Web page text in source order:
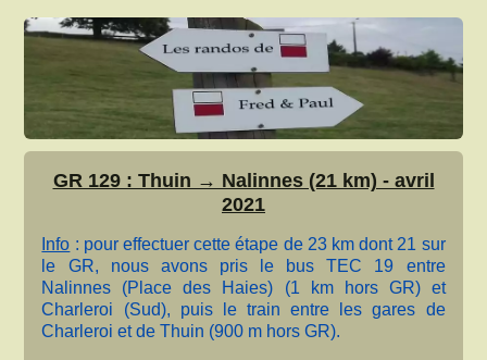
GR 129 : Thuin → Nalinnes (21 km) - avril
2021
Info : pour effectuer cette étape de 23 km dont 21 sur
le GR, nous avons pris le bus TEC 19 entre
Nalinnes (Place des Haies) (1 km hors GR) et
Charleroi (Sud), puis le train entre les gares de
Charleroi et de Thuin (900 m hors GR).